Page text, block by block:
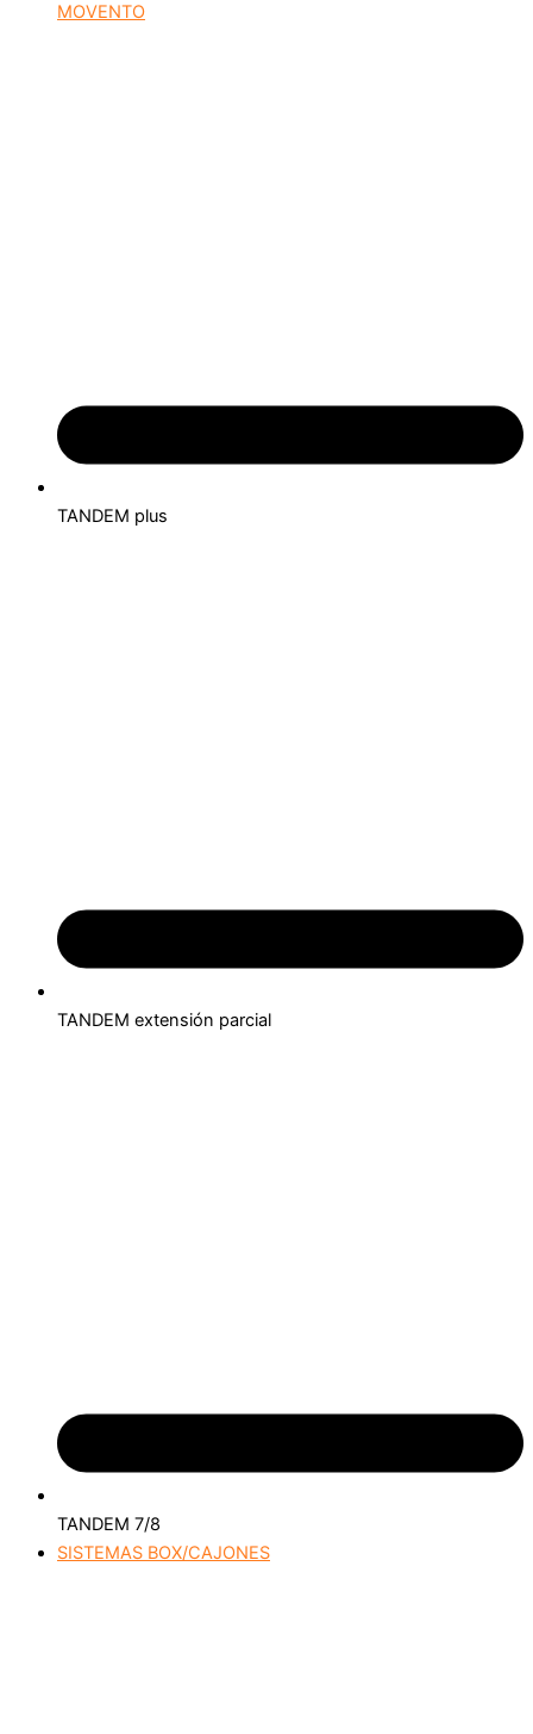
MOVENTO
TANDEM plus
TANDEM extensión parcial
TANDEM 7/8
SISTEMAS BOX/CAJONES